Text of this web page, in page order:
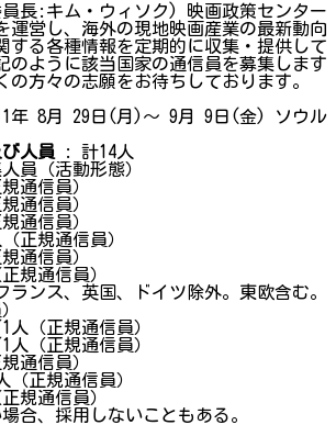
長:キム・ウィソク) 映画政策センター
運営し、海外の現地映画産業の最新動向
する各種情報を定期的に収集・提供して
のように該当国家の通信員を募集します
の方々の志願をお待ちしております。
年 8月 29日(月)～ 9月 9日(金) ソウル
人員 : 計14人
員（活動形態）
通信員）
通信員）
通信員）
正規通信員）
通信員）
規通信員）
ンス、英国、ドイツ除外。東欧含む。
（正規通信員）
（正規通信員）
通信員）
正規通信員）
規通信員）
合、採用しないこともある。